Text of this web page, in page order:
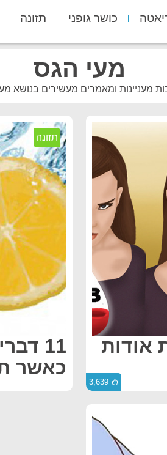
כושר גופני תזונה
מעי הגס
מעניינות ומאמרים מעשירים בנושא
אודות
3,639
תזונה
11
כאשר